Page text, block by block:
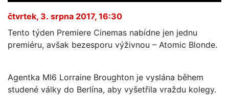
čtvrtek, 3. srpna 2017, 16:30
Tento týden Premiere Cinemas nabídne jen jednu
premiéru, avšak bezesporu výživnou – Atomic Blonde.
Agentka MI6 Lorraine Broughton je vyslána během
studené války do Berlína, aby vyšetřila vraždu kolegy.